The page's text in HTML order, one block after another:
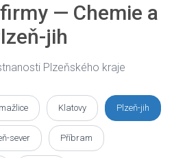
— Chemie a
jih
Plzeňského kraje
Klatovy Plzeň-jih
sever Příbram